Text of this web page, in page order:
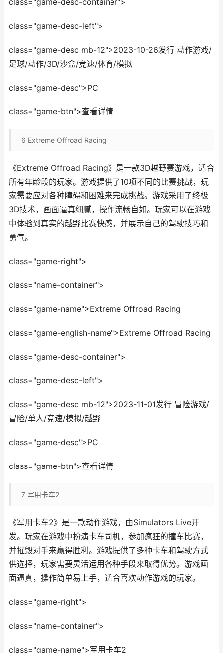
class="game-desc-container">
class="game-desc-left">
class="game-desc mb-12">2023-10-26发行 动作游戏/
足球/动作/3D/沙盒/竞速/体育/模拟
class="game-desc">PC
class="game-btn">查看详情
6 Extreme Offroad Racing
《Extreme Offroad Racing》是一款3D越野赛游戏，适合
所有年龄段的玩家。游戏提供了10项不同的比赛挑战，玩
家需要应对各种障碍和困难来完成挑战。游戏采用了终极
3D技术，画面逼真细腻，操作流畅自如。玩家可以在游戏
中体验到真实的越野比赛快感，并展示自己的驾驶技巧和
勇气。
class="game-right">
class="name-container">
class="game-name">Extreme Offroad Racing
class="game-english-name">Extreme Offroad Racing
class="game-desc-container">
class="game-desc-left">
class="game-desc mb-12">2023-11-01发行 冒险游戏/
冒险/单人/竞速/模拟/越野
class="game-desc">PC
class="game-btn">查看详情
7 军用卡车2
《军用卡车2》是一款动作游戏，由Simulators Live开
发。玩家在游戏中扮演卡车司机，参加疯狂的撞车比赛，
并摧毁对手来赢得胜利。游戏提供了多种卡车和驾驶方式
供选择，玩家需要灵活运用各种手段来取得优势。游戏画
面逼真，操作简单易上手，适合喜欢动作游戏的玩家。
class="game-right">
class="name-container">
class="game-name">军用卡车2